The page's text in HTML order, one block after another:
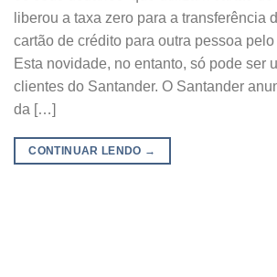
liberou a taxa zero para a transferência
cartão de crédito para outra pessoa
Esta novidade, no entanto, só pode ser
clientes do Santander. O Santander
da […]
CONTINUAR LENDO →